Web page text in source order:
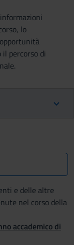
lo
percorso di
e delle altre
nel corso della
accademico di